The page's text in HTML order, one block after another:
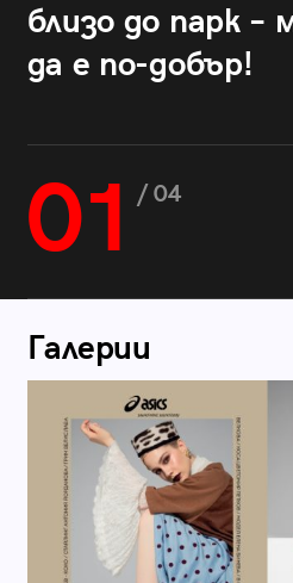
близо до парк –
да е по-добър!
01 / 04
Галерии